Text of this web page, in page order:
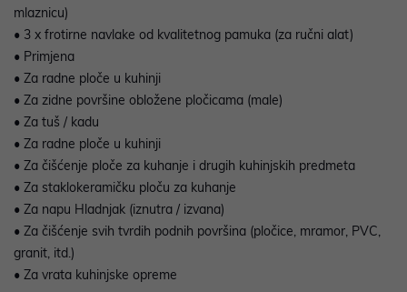
mlaznicu)
• 3 x frotirne navlake od kvalitetnog pamuka (za ručni alat)
• Primjena
• Za radne ploče u kuhinji
• Za zidne površine obložene pločicama (male)
• Za tuš / kadu
• Za radne ploče u kuhinji
• Za čišćenje ploče za kuhanje i drugih kuhinjskih predmeta
• Za staklokeramičku ploču za kuhanje
• Za napu Hladnjak (iznutra / izvana)
• Za čišćenje svih tvrdih podnih površina (pločice, mramor, PVC,
granit, itd.)
• Za vrata kuhinjske opreme